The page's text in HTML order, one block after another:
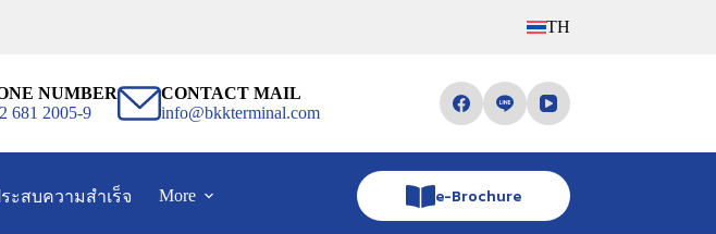
TH
NUMBER
681 2005-9
CONTACT MAIL
info@bkkterminal.com
ะสบความสำเร็จ More e-Brochure